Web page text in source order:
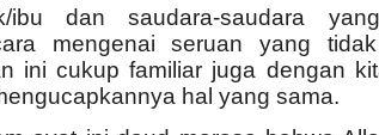
ibu dan saudara-saudara
mengenai seruan yang
ini cukup familiar juga dengan
hal yang sama.